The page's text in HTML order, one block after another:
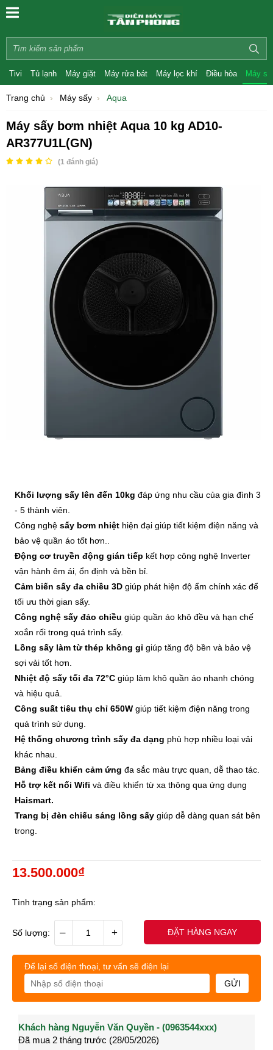
Tivi Tủ lạnh Máy giặt Máy rửa bát Máy lọc khí Điều hòa Máy
Trang chủ Máy sấy Aqua
Máy sấy bơm nhiệt Aqua 10 kg AD10-
AR377U1L(GN)
(1 đánh giá)
Khối lượng sấy lên đến 10kg đáp ứng nhu cầu của gia đình 3
- 5 thành viên.
Công nghệ sấy bơm nhiệt hiện đại giúp tiết kiệm điện năng và
bảo vệ quần áo tốt hơn..
Động cơ truyền động gián tiếp kết hợp công nghệ Inverter
vận hành êm ái, ổn định và bền bỉ.
Cảm biến sấy đa chiều 3D giúp phát hiện độ ẩm chính xác để
tối ưu thời gian sấy.
Công nghệ sấy đảo chiều giúp quần áo khô đều và hạn chế
xoắn rối trong quá trình sấy.
Lồng sấy làm từ thép không gỉ giúp tăng độ bền và bảo vệ
sợi vải tốt hơn.
Nhiệt độ sấy tối đa 72°C giúp làm khô quần áo nhanh chóng
và hiệu quả.
Công suất tiêu thụ chỉ 650W giúp tiết kiệm điện năng trong
quá trình sử dụng.
Hệ thống chương trình sấy đa dạng phù hợp nhiều loại vải
khác nhau.
Bảng điều khiển cảm ứng đa sắc màu trực quan, dễ thao tác.
Hỗ trợ kết nối Wifi và điều khiển từ xa thông qua ứng dụng
Haismart.
Trang bị đèn chiếu sáng lồng sấy giúp dễ dàng quan sát bên
trong.
13.500.000₫
Tình trạng sản phẩm:
Số lượng: – + ĐẶT HÀNG NGAY
Để lại số điện thoại, tư vấn sẽ điện lại
GỬI
Khách hàng Nguyễn Văn Quyền - (0963544xxx)
Đã mua 2 tháng trước (28/05/2026)
Khách hàng Nguyễn Thành Long - (0902021xxx)
Đã mua 3 tháng trước (27/04/2026)